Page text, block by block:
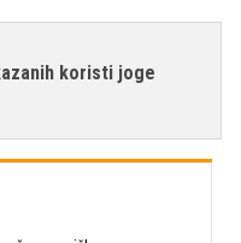
koristi joge